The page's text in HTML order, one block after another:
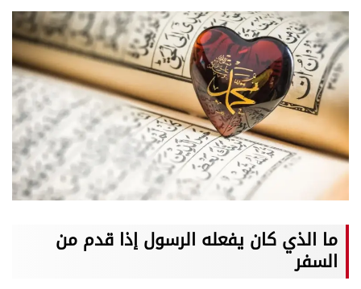
ما الذي كان يفعله الرسول إذا قدم من
السفر